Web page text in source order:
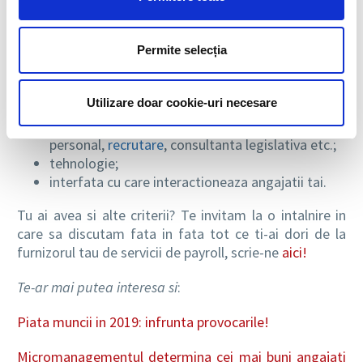
Permite selecția
Utilizare doar cookie-uri necesare
Dar cand vine vorba despre payroll, sunt si alte puncte
securitatea si increderea pe care le ofera
clienti cu business-uri similare cu afacerea ta;
servicii complementare – administrare de
personal,recrutare, consultanta legislativa etc.;
tehnologie;
interfata cu care interactioneaza angajatii tai.
Tu ai avea si alte criterii? Te invitam la o intalnire in
care sa discutam fata in fata tot ce ti-ai dori de la
furnizorul tau de servicii de payroll, scrie-ne aici!
Te-ar mai putea interesa si:
Piata muncii in 2019: infrunta provocarile!
Micromanagementul determina cei mai buni angajati